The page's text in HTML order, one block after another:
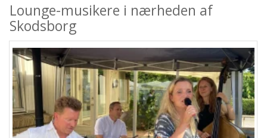
Lounge-musikere i nærheden af
Skodsborg